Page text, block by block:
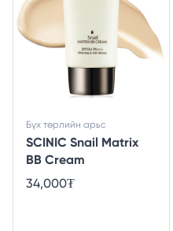
SCINIC Snail Matrix
BB Cream
Бүх төрлийн арьс
34,000₮